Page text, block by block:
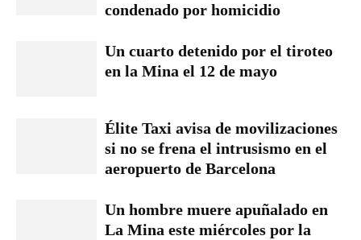
condenado por homicidio
Un cuarto detenido por el tiroteo
en la Mina el 12 de mayo
Élite Taxi avisa de movilizaciones
si no se frena el intrusismo en el
aeropuerto de Barcelona
Un hombre muere apuñalado en
La Mina este miércoles por la